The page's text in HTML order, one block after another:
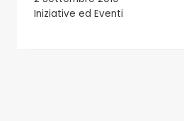
Iniziative ed Eventi